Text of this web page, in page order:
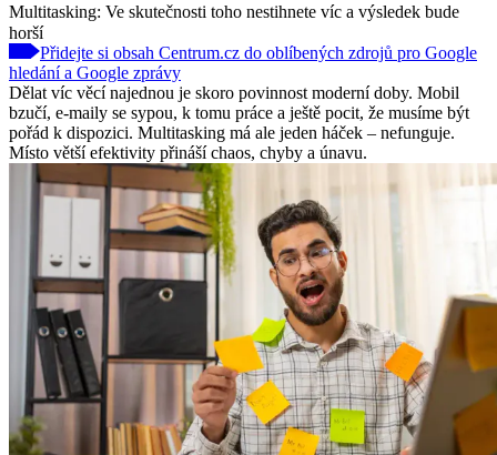
Multitasking: Ve skutečnosti toho nestihnete víc a výsledek bude
horší
Přidejte si obsah Centrum.cz do oblíbených zdrojů pro Google
hledání a Google zprávy
Dělat víc věcí najednou je skoro povinnost moderní doby. Mobil
bzučí, e-maily se sypou, k tomu práce a ještě pocit, že musíme být
pořád k dispozici. Multitasking má ale jeden háček – nefunguje.
Místo větší efektivity přináší chaos, chyby a únavu.